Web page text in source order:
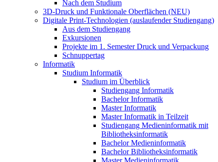
Nach dem Studium
3D-Druck und Funktionale Oberflächen (NEU)
Digitale Print-Technologien (auslaufender Studiengang)
Aus dem Studiengang
Exkursionen
Projekte im 1. Semester Druck und Verpackung
Schnuppertag
Informatik
Studium Informatik
Studium im Überblick
Studiengang Informatik
Bachelor Informatik
Master Informatik
Master Informatik in Teilzeit
Studiengang Medieninformatik mit
Bibliotheksinformatik
Bachelor Medieninformatik
Bachelor Bibliotheksinformatik